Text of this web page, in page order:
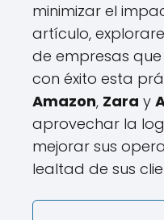
minimizar el
artículo,
de empresas
con éxito esta
Amazon, Zara y
aprovechar la
mejorar sus
lealtad de sus